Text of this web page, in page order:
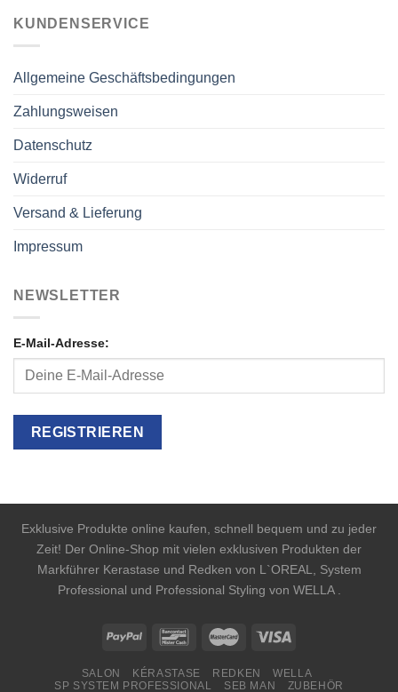
KUNDENSERVICE
Allgemeine Geschäftsbedingungen
Zahlungsweisen
Datenschutz
Widerruf
Versand & Lieferung
Impressum
NEWSLETTER
E-Mail-Adresse:
Exklusive Produkte online kaufen, schnell bequem und zu jeder
Zeit! Der Online-Shop mit vielen exklusiven Produkten der
Markführer Kerastase und Redken von L`OREAL, System
Professional und Professional Styling von WELLA .
SALON KÉRASTASE REDKEN
WELLA
SP SYSTEM PROFESSIONAL
SEB MAN
ZUBEHÖR